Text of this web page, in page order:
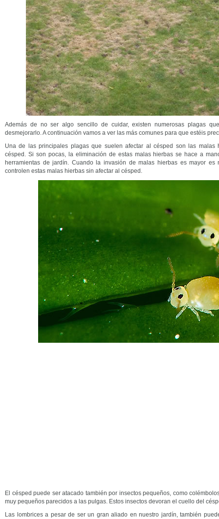
Además de no ser algo sencillo de cuidar, existen numerosas plagas
desmejorarlo. A continuación vamos a ver las más comunes para que estéis
Una de las principales plagas que suelen afectar al césped son las malas
césped. Si son pocas, la eliminación de estas malas hierbas se hace a
herramientas de jardín. Cuando la invasión de malas hierbas es mayor es
controlen estas malas hierbas sin afectar al césped.
El césped puede ser atacado también por insectos pequeños, como
muy pequeños parecidos a las pulgas. Estos insectos devoran el cuello del
Las lombrices a pesar de ser un gran aliado en nuestro jardín, también